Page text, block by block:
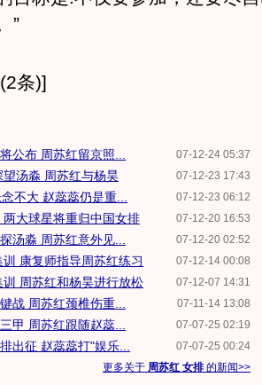
”
(2条)]
07-12-24 05:37
公布 周苏红留京照...
07-12-23 17:43
汤淼 周苏红与杨昊
07-12-23 06:12
不大 赵蕊蕊仍是重...
07-12-20 16:53
大球星将重归中国女排
07-12-20 02:52
汤淼 周苏红意外见...
07-12-14 00:08
康复师指导周苏红练习
07-12-07 14:31
周苏红和杨昊进行放松
07-11-14 13:08
战 周苏红颈椎伤重...
07-07-25 02:19
甲 周苏红跟随赵蕊...
07-07-25 00:24
出征 赵蕊蕊打"娱乐...
更多关于 周苏红 女排 的新闻>>